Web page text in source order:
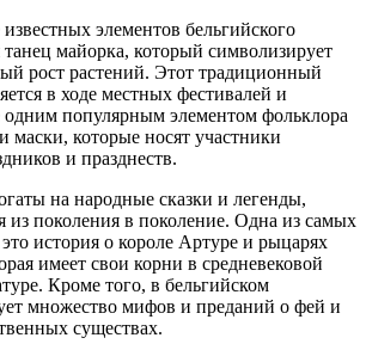
элементов бельгийского
танец майорка, который символизирует
рост растений. Этот традиционный
в ходе местных фестивалей и
популярным элементом фольклора
маски, которые носят участники
и празднеств.
на народные сказки и легенды,
из поколения в поколение. Одна из самых
история о короле Артуре и рыцарях
имеет свои корни в средневековой
Кроме того, в бельгийском
множество мифов и преданий о фей и
существах.